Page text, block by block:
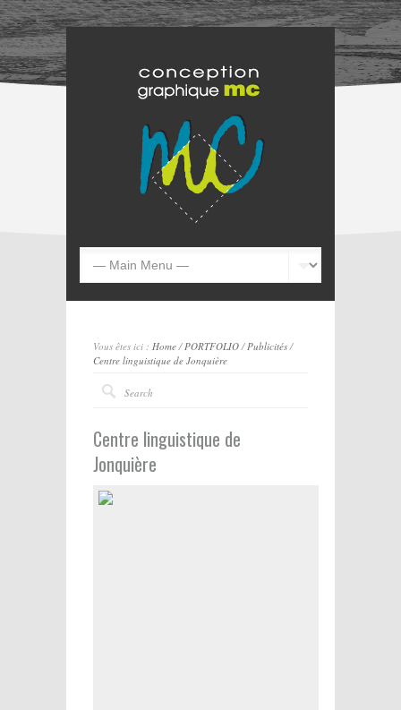
Vous êtes ici : Home/PORTFOLIO/Publicités/
Centre linguistique de Jonquière
Centre linguistique de
Jonquière